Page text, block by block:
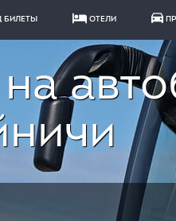
БИЛЕТЫ ОТЕЛИ